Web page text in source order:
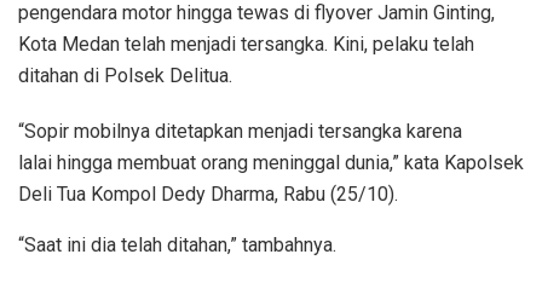
pengendara motor hingga tewas di flyover Jamin Ginting,
Kota Medan telah menjadi tersangka. Kini, pelaku telah
ditahan di Polsek Delitua.
“Sopir mobilnya ditetapkan menjadi tersangka karena
lalai hingga membuat orang meninggal dunia,” kata Kapolsek
Deli Tua Kompol Dedy Dharma, Rabu (25/10).
“Saat ini dia telah ditahan,” tambahnya.